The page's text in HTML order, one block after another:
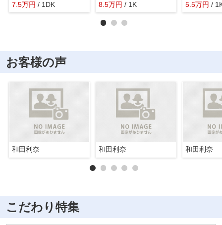
7.5万円 / 1DK
8.5万円 / 1K
5.5万円 /
お客様の声
和田利奈 和田利奈 和田利奈
こだわり特集